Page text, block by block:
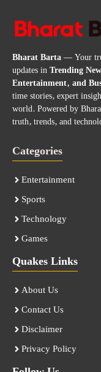
Bharat Barta— Your
updates inTrending
Entertainment, and
time stories, expert
world. Powered by
truth, trends, and
Categories
Entertainment
Sports
Technology
Games
Quakes Links
About Us
Contact Us
Disclaimer
Privacy Policy